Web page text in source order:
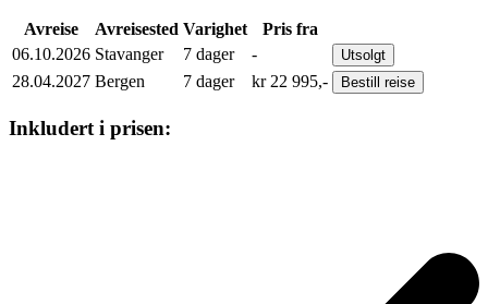
Avreise Avreisested Varighet
Pris fra
06.10.2026 Stavanger 7 dager - Utsolgt
28.04.2027 Bergen 7 dager kr 22 995,- Bestill reise
Inkludert i prisen: